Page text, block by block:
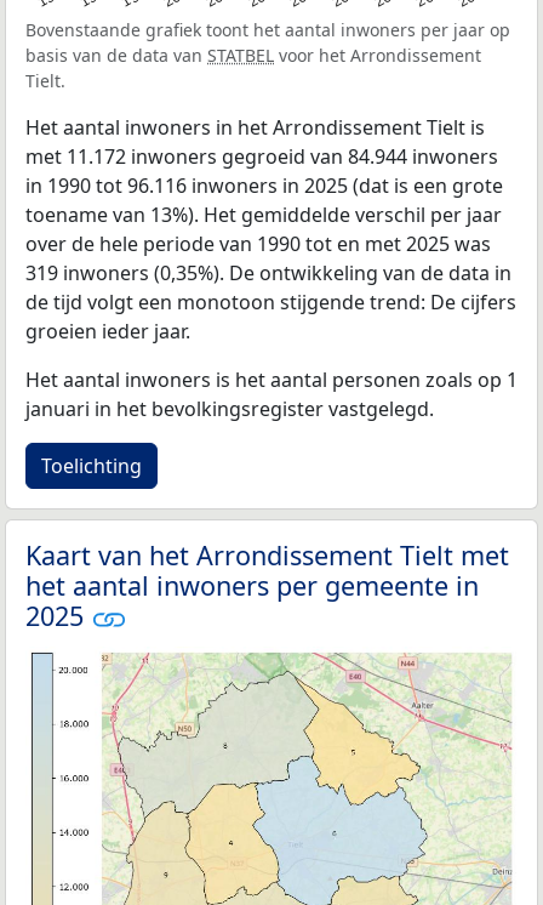
Bovenstaande grafiek toont het aantal inwoners per jaar op
basis van de data van STATBEL voor het Arrondissement
Tielt.
Het aantal inwoners in het Arrondissement Tielt is
met 11.172 inwoners gegroeid van 84.944 inwoners
in 1990 tot 96.116 inwoners in 2025 (dat is een grote
toename van 13%). Het gemiddelde verschil per jaar
over de hele periode van 1990 tot en met 2025 was
319 inwoners (0,35%). De ontwikkeling van de data in
de tijd volgt een monotoon stijgende trend: De cijfers
groeien ieder jaar.
Het aantal inwoners is het aantal personen zoals op 1
januari in het bevolkingsregister vastgelegd.
Toelichting
Kaart van het Arrondissement Tielt met
het aantal inwoners per gemeente in
2025